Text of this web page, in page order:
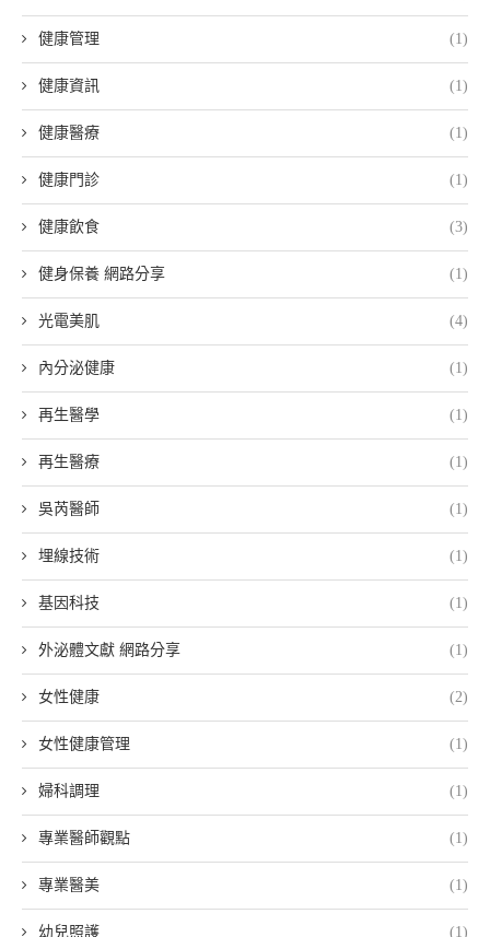
健康管理 (1)
健康資訊 (1)
健康醫療 (1)
健康門診 (1)
健康飲食 (3)
健身保養 網路分享 (1)
光電美肌 (4)
內分泌健康 (1)
再生醫學 (1)
再生醫療 (1)
吳芮醫師 (1)
埋線技術 (1)
基因科技 (1)
外泌體文獻 網路分享 (1)
女性健康 (2)
女性健康管理 (1)
婦科調理 (1)
專業醫師觀點 (1)
專業醫美 (1)
幼兒照護 (1)